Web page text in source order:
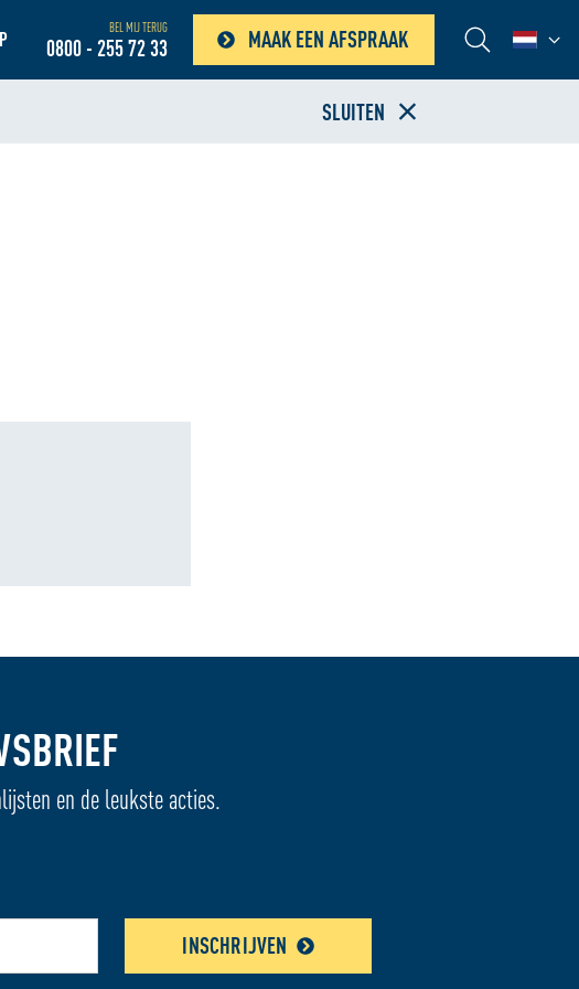
BEL MIJ TERUG
0800 - 255 72 33 MAAK EEN AFSPRAAK
SLUITEN
en de leukste acties.
INSCHRIJVEN